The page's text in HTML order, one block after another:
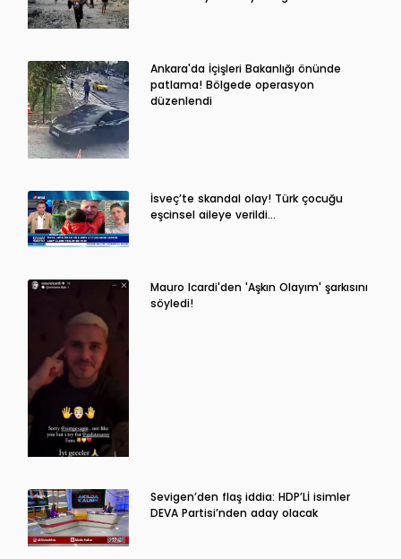
Ankara'da İçişleri Bakanlığı önünde
patlama! Bölgede operasyon
düzenlendi
İsveç’te skandal olay! Türk çocuğu
eşcinsel aileye verildi…
Mauro Icardi'den 'Aşkın Olayım' şarkısını
söyledi!
Sevigen’den flaş iddia: HDP’Lİ isimler
DEVA Partisi’nden aday olacak